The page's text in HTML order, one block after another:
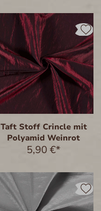
Taft Stoff Crincle mit
Polyamid Weinrot
5,90 €*